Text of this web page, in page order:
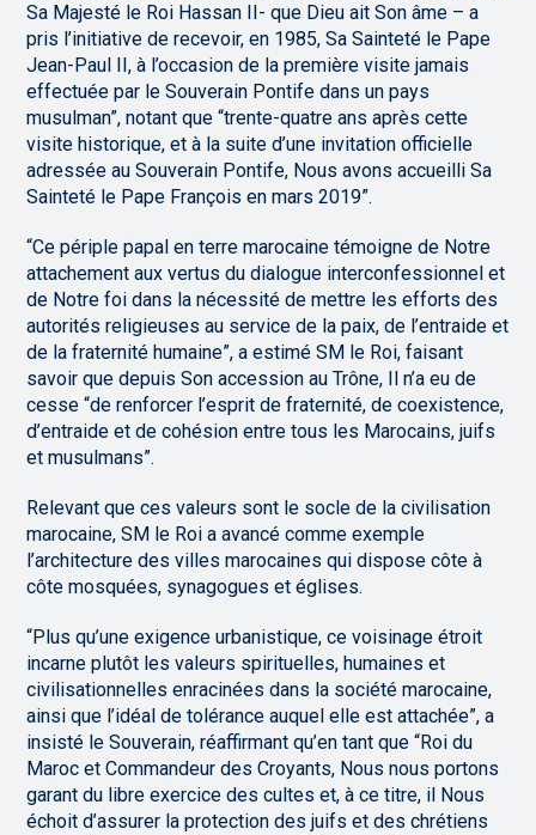
Sa Majesté le Roi Hassan II- que Dieu ait Son âme – a
pris l’initiative de recevoir, en 1985, Sa Sainteté le Pape
Jean-Paul II, à l’occasion de la première visite jamais
effectuée par le Souverain Pontife dans un pays
musulman”, notant que “trente-quatre ans après cette
visite historique, et à la suite d’une invitation officielle
adressée au Souverain Pontife, Nous avons accueilli Sa
Sainteté le Pape François en mars 2019”.
“Ce périple papal en terre marocaine témoigne de Notre
attachement aux vertus du dialogue interconfessionnel et
de Notre foi dans la nécessité de mettre les efforts des
autorités religieuses au service de la paix, de l’entraide et
de la fraternité humaine”, a estimé SM le Roi, faisant
savoir que depuis Son accession au Trône, Il n’a eu de
cesse “de renforcer l’esprit de fraternité, de coexistence,
d’entraide et de cohésion entre tous les Marocains, juifs
et musulmans”.
Relevant que ces valeurs sont le socle de la civilisation
marocaine, SM le Roi a avancé comme exemple
l’architecture des villes marocaines qui dispose côte à
côte mosquées, synagogues et églises.
“Plus qu’une exigence urbanistique, ce voisinage étroit
incarne plutôt les valeurs spirituelles, humaines et
civilisationnelles enracinées dans la société marocaine,
ainsi que l’idéal de tolérance auquel elle est attachée”, a
insisté le Souverain, réaffirmant qu’en tant que “Roi du
Maroc et Commandeur des Croyants, Nous nous portons
garant du libre exercice des cultes et, à ce titre, il Nous
échoit d’assurer la protection des juifs et des chrétiens